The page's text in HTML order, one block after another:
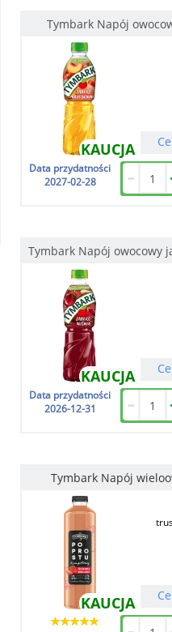
Tymbark Napój
KAUCJA
Data przydatności
2027-02-28
Tymbark Napój owocowy
KAUCJA
Data przydatności
2026-12-31
Tymbark Napój
KAUCJA